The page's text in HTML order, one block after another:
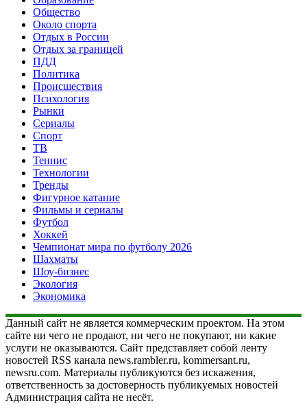
Общество
Около спорта
Отдых в России
Отдых за границей
ПДД
Политика
Происшествия
Психология
Рынки
Сериалы
Спорт
ТВ
Теннис
Технологии
Тренды
Фигурное катание
Фильмы и сериалы
Футбол
Хоккей
Чемпионат мира по футболу 2026
Шахматы
Шоу-бизнес
Экология
Экономика
Данный сайт не является коммерческим проектом. На этом
сайте ни чего не продают, ни чего не покупают, ни какие
услуги не оказываются. Сайт представляет собой ленту
новостей RSS канала news.rambler.ru, kommersant.ru,
newsru.com. Материалы публикуются без искажения,
ответственность за достоверность публикуемых новостей
Администрация сайта не несёт.